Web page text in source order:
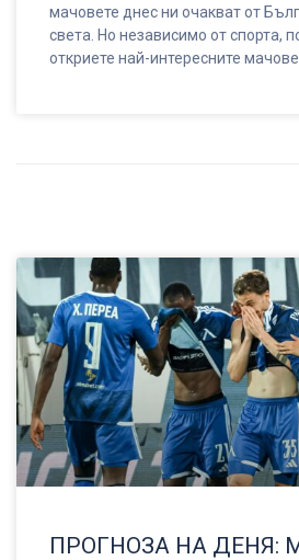
мачовете днес ни очакват от
света. Но независимо от спорта,
откриете най-интересните мачове
ПРОГНОЗА НА ДЕНЯ: